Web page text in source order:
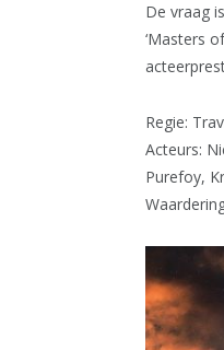
De vraag
‘Masters
Regie:
Acteurs:
Purefoy,